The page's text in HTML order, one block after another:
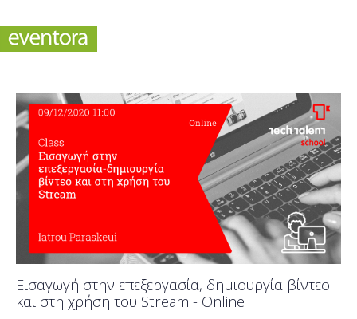
Εισαγωγή στην επεξεργασία, δημιουργία βίντεο
και στη χρήση του Stream - Online